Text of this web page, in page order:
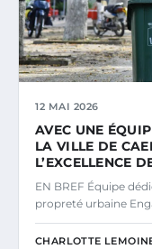
12 MAI 2026
AVEC UNE
LA VILLE DE
L’EXCELLENCE
EN BREF Équipe
propreté urbaine
CHARLOTTE